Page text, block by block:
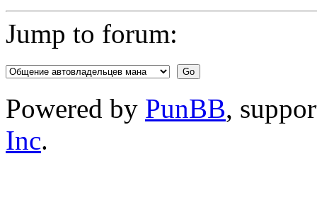
Jump to forum:
Powered by PunBB,
Inc.